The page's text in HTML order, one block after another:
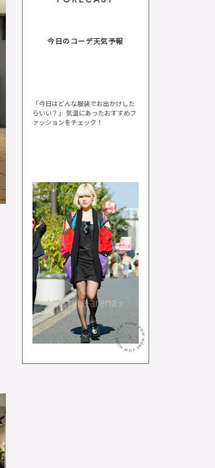
今日のコーデ天気予報
「今日はどんな服装でお出かけした
らいい？」 気温にあったおすすめフ
ァッションをチェック！
＞